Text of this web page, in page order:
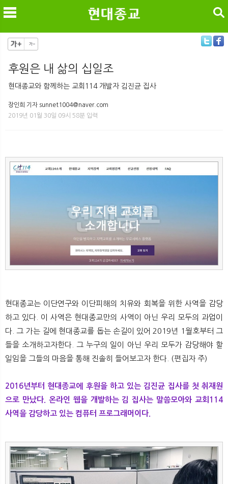
메
검색
후원은 내 삶의 십일조
현대종교와 함께하는 교회114 개발자 김진균 집사
장인희 기자 sunnet1004@naver.com
2019년 01월 30일 09시 58분 입력
현대종교는 이단연구와 이단피해의 치유와 회복을 위한 사역을 감당
하고 있다. 이 사역은 현대종교만의 사역이 아닌 우리 모두의 과업이
다. 그 가는 길에 현대종교를 돕는 손길이 있어 2019년 1월호부터 그
들을 소개하고자한다. 그 누구의 일이 아닌 우리 모두가 감당해야 할
일임을 그들의 마음을 통해 진솔히 들어보고자 한다. (편집자 주)
2016년부터 현대종교에 후원을 하고 있는 김진균 집사를 첫 취재원
으로 만났다. 온라인 웹을 개발하는 김 집사는 말씀모아와 교회114
사역을 감당하고 있는 컴퓨터 프로그래머이다.